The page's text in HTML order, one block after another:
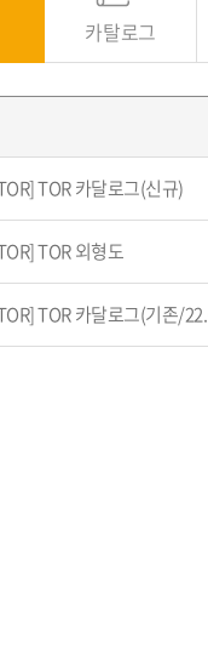
카탈로그
TOR 카달로그(신규)
TOR 외형도
TOR 카달로그(기존/